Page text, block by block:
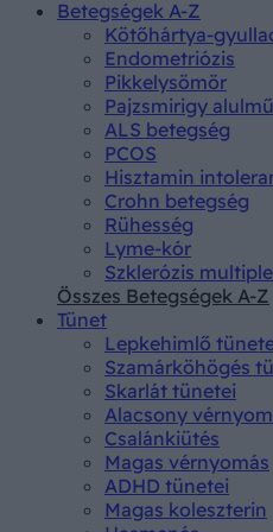
Betegségek A-Z
Kötőhártya-
Endometriózis
Pikkelysömör
Pajzsmirigy
ALS betegség
PCOS
Hisztamin
Crohn betegség
Rühesség
Lyme-kór
Szklerózis
Összes Betegségek A-Z
Tünet
Lepkehimlő
Szamárköhögés
Skarlát tünetei
Alacsony
Csalánkiütés
Magas vérnyomás
ADHD tünetei
Magas koleszterin